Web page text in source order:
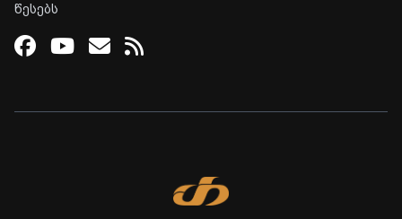
წესებს
Facebook
Youtube
Email
RSS